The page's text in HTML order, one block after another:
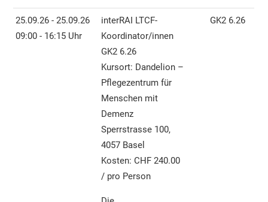
25.09.26 - 25.09.26
09:00 - 16:15 Uhr
interRAI LTCF-
Koordinator/innen
GK2 6.26
Kursort: Dandelion –
Pflegezentrum für
Menschen mit
Demenz
Sperrstrasse 100,
4057 Basel
Kosten: CHF 240.00
/ pro Person
GK2 6.26